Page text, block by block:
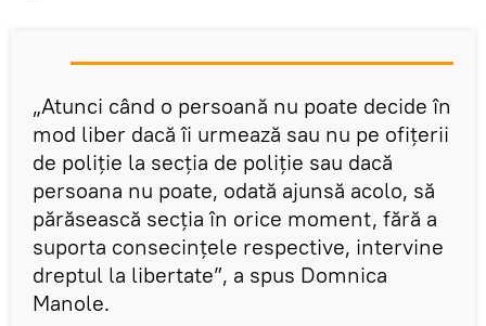
„Atunci când o persoană nu poate decide în
mod liber dacă îi urmează sau nu pe ofițerii
de poliție la secția de poliție sau dacă
persoana nu poate, odată ajunsă acolo, să
părăsească secția în orice moment, fără a
suporta consecințele respective, intervine
dreptul la libertate”, a spus Domnica
Manole.